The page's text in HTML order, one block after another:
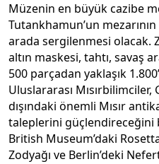
Müzenin en büyük cazibe
Tutankhamun’un
arada sergilenmesi olacak.
altın maskesi, tahtı, savaş
500 parçadan yaklaşık
Uluslararası Mısırbilimciler,
dışındaki önemli Mısır
taleplerini güçlendireceğini
British Museum’daki
Zodyağı ve Berlin’deki